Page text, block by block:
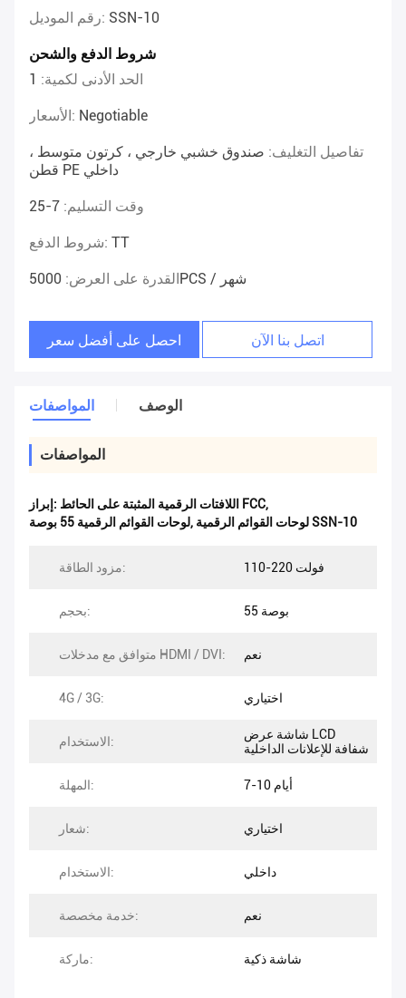
رقم الموديل: SSN-10
شروط الدفع والشحن
الحد الأدنى لكمية: 1
الأسعار: Negotiable
تفاصيل التغليف: صندوق خشبي خارجي ، كرتون متوسط ​​،
قطن PE داخلي
وقت التسليم: 7-25
شروط الدفع: TT
القدرة على العرض: 5000PCS / شهر
احصل على أفضل سعر اتصل بنا الآن
المواصفات الوصف
المواصفات
إبراز: اللافتات الرقمية المثبتة على الحائط FCC,
لوحات القوائم الرقمية 55 بوصة, لوحات القوائم الرقمية SSN-10
مزود الطاقة: 110-220 فولت
بحجم: 55 بوصة
متوافق مع مدخلات HDMI / DVI: نعم
4G / 3G: اختياري
الاستخدام:
شاشة عرض LCD
شفافة للإعلانات الداخلية
المهلة: 7-10 أيام
شعار: اختياري
الاستخدام: داخلي
خدمة مخصصة: نعم
ماركة: شاشة ذكية